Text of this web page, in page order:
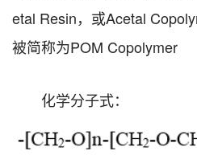
etal Resin，或Acetal
被简称为POM Copolymer
化学分子式：